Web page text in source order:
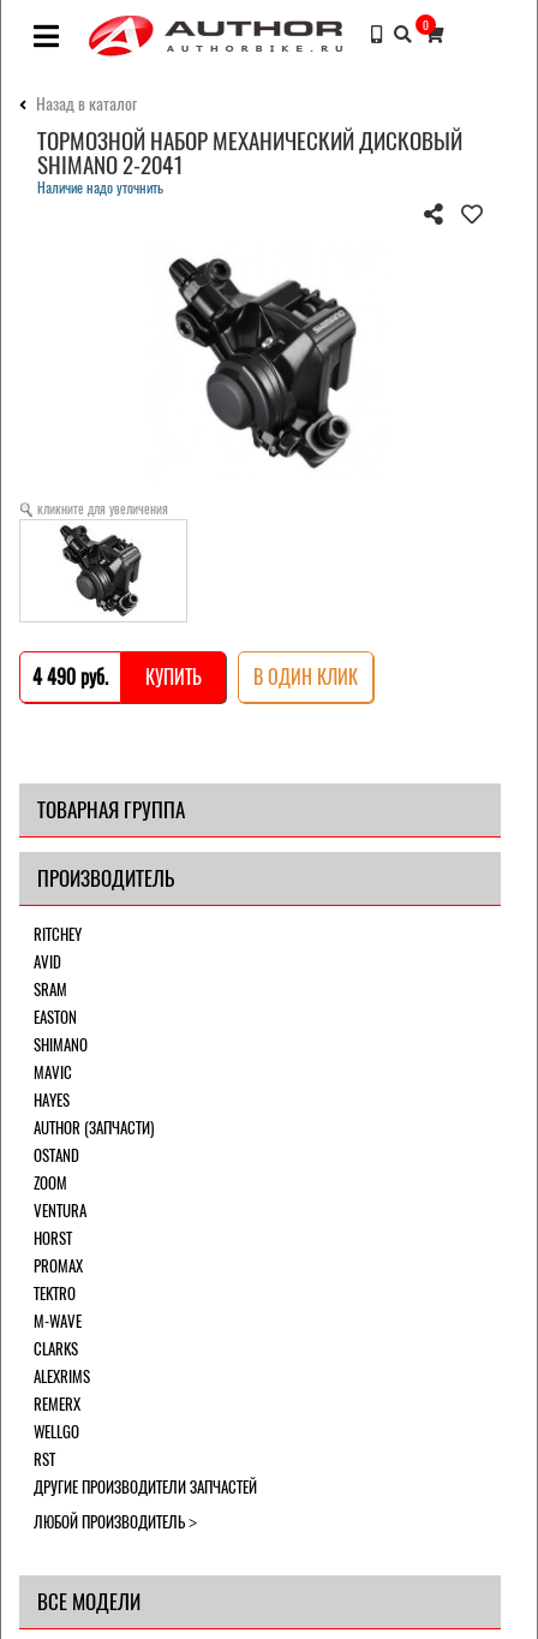
0
Назад в каталог
ТОРМОЗНОЙ НАБОР МЕХАНИЧЕСКИЙ ДИСКОВЫЙ
SHIMANO 2-2041
Наличие надо уточнить
кликните для увеличения
4 490 pуб. КУПИТЬ В ОДИН КЛИК
ТОВАРНАЯ ГРУППА
ПРОИЗВОДИТЕЛЬ
RITCHEY
AVID
SRAM
EASTON
SHIMANO
MAVIC
HAYES
AUTHOR (ЗАПЧАСТИ)
OSTAND
ZOOM
VENTURA
HORST
PROMAX
TEKTRO
M-WAVE
CLARKS
ALEXRIMS
REMERX
WELLGO
RST
ДРУГИЕ ПРОИЗВОДИТЕЛИ ЗАПЧАСТЕЙ
ЛЮБОЙ ПРОИЗВОДИТЕЛЬ
ВСЕ МОДЕЛИ